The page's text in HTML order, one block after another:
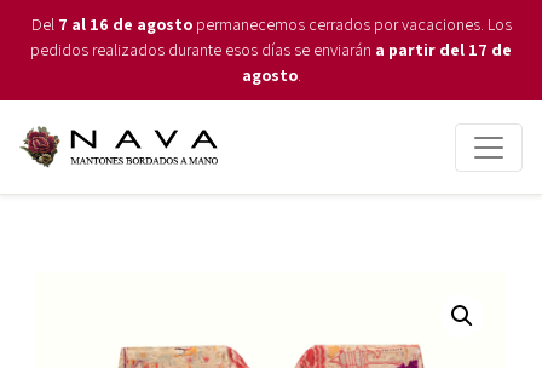
Del 7 al 16 de agostopermanecemos cerrados por vacaciones. Los
pedidos realizados durante esos días se enviarán a partir del 17 de
agosto.